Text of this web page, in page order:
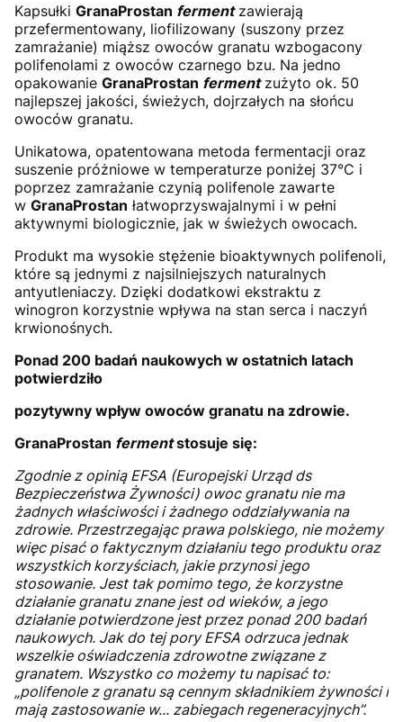
Kapsułki GranaProstan fermentzawierają
przefermentowany, liofilizowany (suszony przez
zamrażanie) miąższ owoców granatu wzbogacony
polifenolami z owoców czarnego bzu. Na jedno
opakowanie GranaProstan fermentzużyto ok. 50
najlepszej jakości, świeżych, dojrzałych na słońcu
owoców granatu.
Unikatowa, opatentowana metoda fermentacji oraz
suszenie próżniowe w temperaturze poniżej 37°C i
poprzez zamrażanie czynią polifenole zawarte
w GranaProstan łatwoprzyswajalnymi i w pełni
aktywnymi biologicznie, jak w świeżych owocach.
Produkt ma wysokie stężenie bioaktywnych polifenoli,
które są jednymi z najsilniejszych naturalnych
antyutleniaczy. Dzięki dodatkowi ekstraktu z
winogron korzystnie wpływa na stan serca i naczyń
krwionośnych.
Ponad 200 badań naukowych w ostatnich latach
potwierdziło
pozytywny wpływ owoców granatu na zdrowie.
GranaProstan fermentstosuje się:
Zgodnie z opinią EFSA (Europejski Urząd ds
Bezpieczeństwa Żywności) owoc granatu nie ma
żadnych właściwości i żadnego oddziaływania na
zdrowie. Przestrzegając prawa polskiego, nie możemy
więc pisać o faktycznym działaniu tego produktu oraz
wszystkich korzyściach, jakie przynosi jego
stosowanie. Jest tak pomimo tego, że korzystne
działanie granatu znane jest od wieków, a jego
działanie potwierdzone jest przez ponad 200 badań
naukowych. Jak do tej pory EFSA odrzuca jednak
wszelkie oświadczenia zdrowotne związane z
granatem. Wszystko co możemy tu napisać to:
„polifenole z granatu są cennym składnikiem żywności i
mają zastosowanie w... zabiegach regeneracyjnych”.